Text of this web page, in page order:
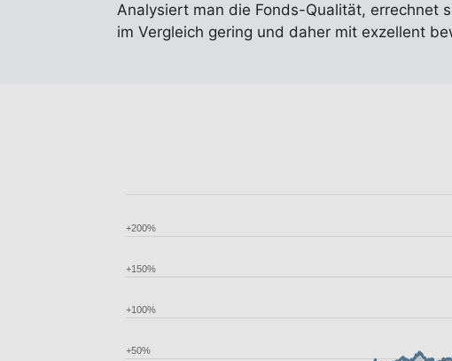
Analysiert man die Fonds-Qualität, errechnet
im Vergleich gering und daher mit exzellent
+50%
+100%
+150%
+200%